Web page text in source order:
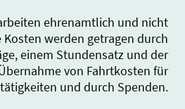
ehrenamtlich und nicht
werden getragen durch
einem Stundensatz und der
von Fahrtkosten für
und durch Spenden.